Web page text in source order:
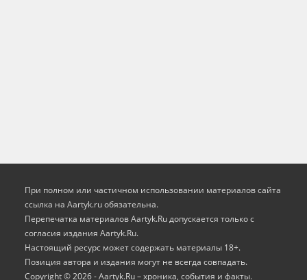
При полном или частичном использовании материалов сайта
ссылка на Aartyk.ru oбязательна.
Перепечатка материалов Aartyk.Ru допускается только с
согласия издания Aartyk.Ru.
Настоящий ресурс может содержать материалы 18+.
Позиция автора и издания могут не всегда совпадать.
Copyright © 2026 - Aartyk.Ru – хроника, события и факты.